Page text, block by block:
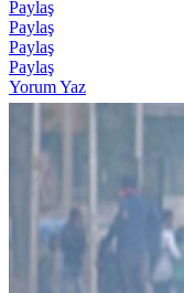
Paylaş
Paylaş
Paylaş
Paylaş
Yorum Yaz